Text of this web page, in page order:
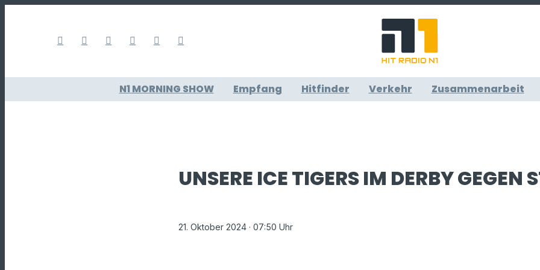
N1 MORNING SHOW Empfang Hitfinder Verkehr Zusammenarbeit
UNSERE ICE TIGERS IM DERBY GEGEN
21. Oktober 2024 · 07:50 Uhr